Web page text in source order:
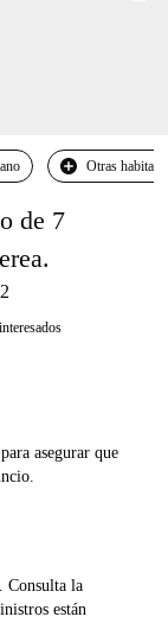
Otras
de 7
interesados
asegurar que
Consulta la
están